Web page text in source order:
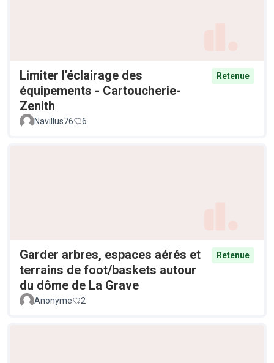
Limiter l'éclairage des
équipements - Cartoucherie-
Zenith
Retenue
Navillus76 6
Garder arbres, espaces aérés et
terrains de foot/baskets autour
du dôme de La Grave
Retenue
Anonyme 2